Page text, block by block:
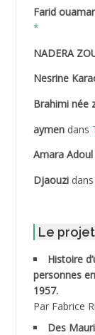
ABDELAZIZ
ABDELLI
ABDELLI
ABDESMED
Farid
*
NADERA
Nesrine
Brahimi née
aymendans
Amara Adoul
Djaouzidans
Le
Histoire
personnes
1957.
Par Fabrice
Des